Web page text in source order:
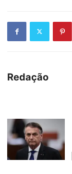
Redação